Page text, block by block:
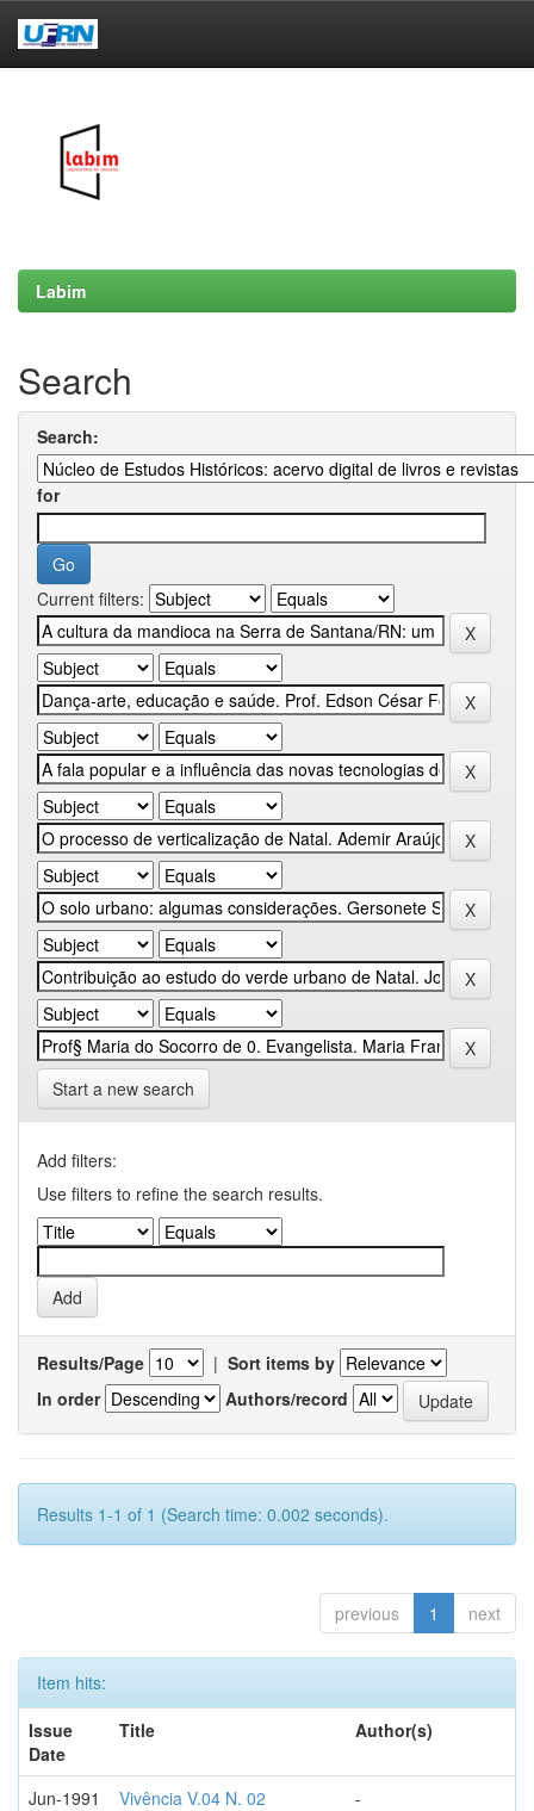
Labim
Search
Search:
for
Current filters:
Start a new search
Add filters:
Use filters to refine the search results.
Results/Page | Sort items by
In order
Authors/record
Results 1-1 of 1 (Search time: 0.002 seconds).
previous 1 next
Item hits:
Issue
Date
Title Author(s)
Jun-1991 Vivência V.04 N. 02 -